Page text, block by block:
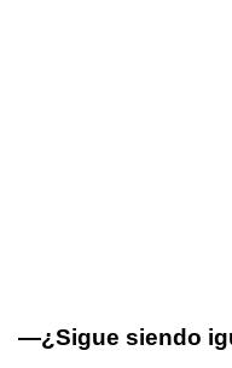
—¿Sigue siendo